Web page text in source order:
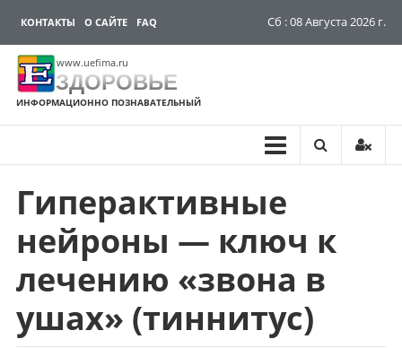
КОНТАКТЫ О САЙТЕ FAQ Сб : 08 Августа 2026 г.
www.uefima.ru
ЗДОРОВЬЕ
ИНФОРМАЦИОННО ПОЗНАВАТЕЛЬНЫЙ
Перейти
содержимому
Гиперактивные
нейроны — ключ к
лечению «звона в
ушах» (тиннитус)